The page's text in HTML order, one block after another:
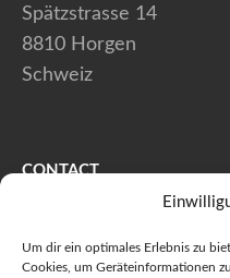
Um dir ein optimales Erlebnis zu
Cookies, um Geräteinformationen
Spätzstrasse 14
8810 Horgen
Schweiz
CONTACT
+41 (0) 44 728 80 41